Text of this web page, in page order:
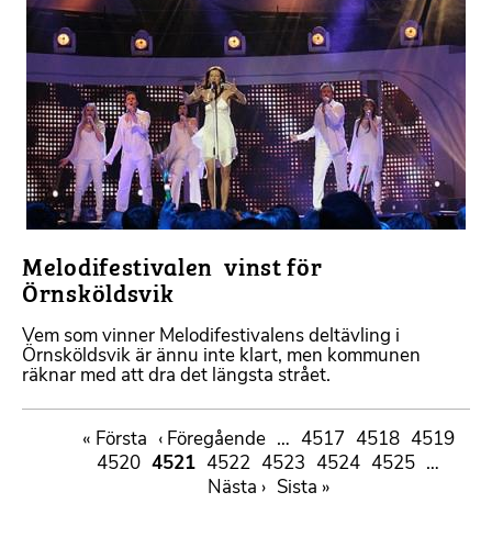
Melodifestivalen  vinst för
Örnsköldsvik
Vem som vinner Melodifestivalens deltävling i
Örnsköldsvik är ännu inte klart, men kommunen
räknar med att dra det längsta strået.
Paginering
First
page
« Första
Föregående
sida
‹ Föregående … Sida
4517 Sida
4518 Sida
4519
Sida
4520 Sida
4521 Sida
4522 Sida
4523 Sida
4524 Sida
4525
…
Nästa
Nästa ›
Sista
Sista »